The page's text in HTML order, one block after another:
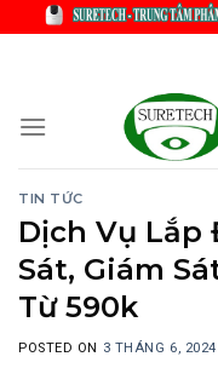
TIN TỨC
Dịch Vụ Lắp
Sát, Giám
Từ 590k
POSTED ON 3 THÁNG 6, 2024